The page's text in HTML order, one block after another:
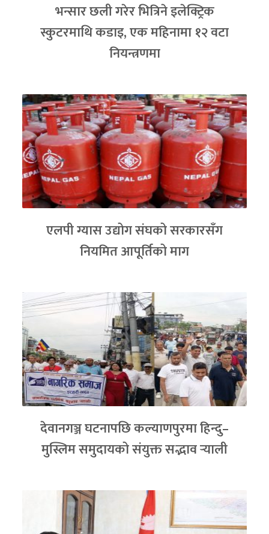
भन्सार छली गरेर भित्रिने इलेक्ट्रिक
स्कुटरमाथि कडाइ, एक महिनामा १२ वटा
नियन्त्रणमा
एलपी ग्यास उद्योग संघको सरकारसँग
नियमित आपूर्तिको माग
देवानगञ्ज घटनापछि कल्याणपुरमा हिन्दु–
मुस्लिम समुदायको संयुक्त सद्भाव र्‍याली